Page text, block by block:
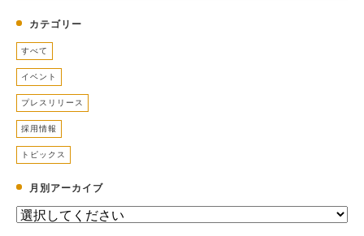
カテゴリー
すべて
イベント
プレスリリース
採用情報
トピックス
月別アーカイブ